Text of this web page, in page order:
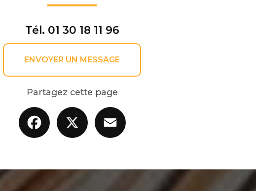
Tél. 01 30 18 11 96
ENVOYER UN MESSAGE
Partagez cette page
Facebook